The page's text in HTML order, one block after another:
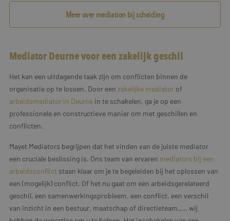
Meer over mediation bij scheiding
Mediator Deurne voor een zakelijk geschil
Het kan een uitdagende taak zijn om conflicten binnen de
organisatie op te lossen. Door een zakelijke mediator of
arbeidsmediator in Deurne in te schakelen, ga je op een
professionele en constructieve manier om met geschillen en
conflicten.
Mayet Mediators begrijpen dat het vinden van de juiste mediator
een cruciale beslissing is. Ons team van ervaren mediators bij een
arbeidsconflict staan klaar om je te begeleiden bij het oplossen van
een (mogelijk) conflict. Of het nu gaat om een arbeidsgerelateerd
geschil, een samenwerkingsprobleem, een conflict, een verschil
van inzicht in een bestuur, maatschap of directieteam….. wij